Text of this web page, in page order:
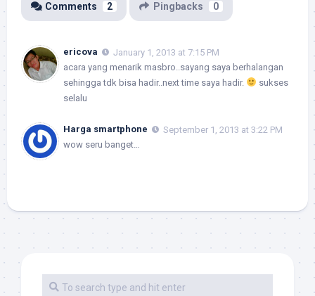
Comments 2 Pingbacks 0
ericova
January 1, 2013 at 7:15 PM
acara yang menarik masbro..sayang saya berhalangan
sehingga tdk bisa hadir..next time saya hadir.
sukses
selalu
Harga smartphone
September 1, 2013 at 3:22 PM
wow seru banget…